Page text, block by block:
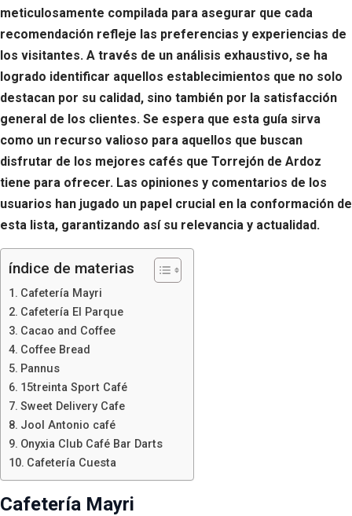
meticulosamente compilada para asegurar que cada
recomendación refleje las preferencias y experiencias de
los visitantes. A través de un análisis exhaustivo, se ha
logrado identificar aquellos establecimientos que no solo
destacan por su calidad, sino también por la satisfacción
general de los clientes. Se espera que esta guía sirva
como un recurso valioso para aquellos que buscan
disfrutar de los mejores cafés que Torrejón de Ardoz
tiene para ofrecer. Las opiniones y comentarios de los
usuarios han jugado un papel crucial en la conformación de
esta lista, garantizando así su relevancia y actualidad.
índice de materias
Cafetería Mayri
Cafetería El Parque
Cacao and Coffee
Coffee Bread
Pannus
15treinta Sport Café
Sweet Delivery Cafe
Jool Antonio café
Onyxia Club Café Bar Darts
Cafetería Cuesta
Cafetería Mayri